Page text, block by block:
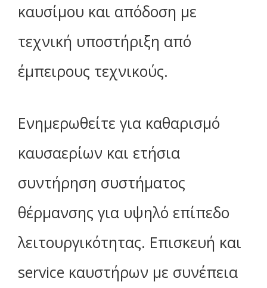
καυσίμου και απόδοση με
τεχνική υποστήριξη από
έμπειρους τεχνικούς.
Ενημερωθείτε για καθαρισμό
καυσαερίων και ετήσια
συντήρηση συστήματος
θέρμανσης για υψηλό επίπεδο
λειτουργικότητας. Επισκευή και
service καυστήρων με συνέπεια